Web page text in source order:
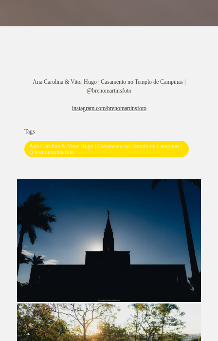
Ana Carolina & Vitor Hugo | Casamento no Templo de Campinas |
@brenomartinsfoto
instagram.com/brenomartinsfoto
Tags
Ana Carolina & Vitor Hugo | Casamento no Templo de Campinas |
@brenomartinsfoto